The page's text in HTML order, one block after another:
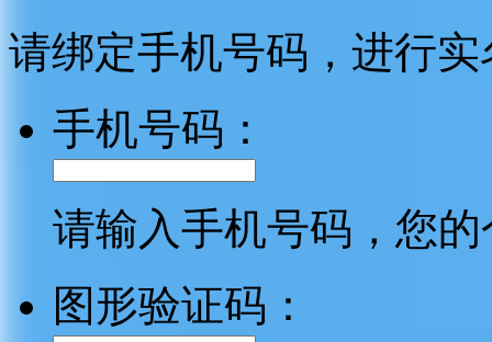
请绑定手机号码，进行
手机号码：
请输入手机号码，您
图形验证码：